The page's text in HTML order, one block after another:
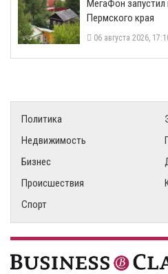
МегаФон запустил
Пермского края
06 августа 2026,
Политика
Недвижимость
Бизнес
Происшествия
Спорт